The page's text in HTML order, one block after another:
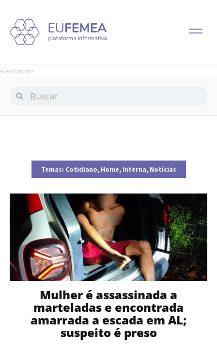
Advertisement
Temas: Cotidiano, Home, Interna, Notícias
Mulher é assassinada a
marteladas e encontrada
amarrada a escada em AL;
suspeito é preso